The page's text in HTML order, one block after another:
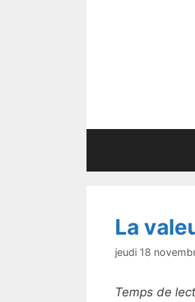
La
jeudi 18
Temps de